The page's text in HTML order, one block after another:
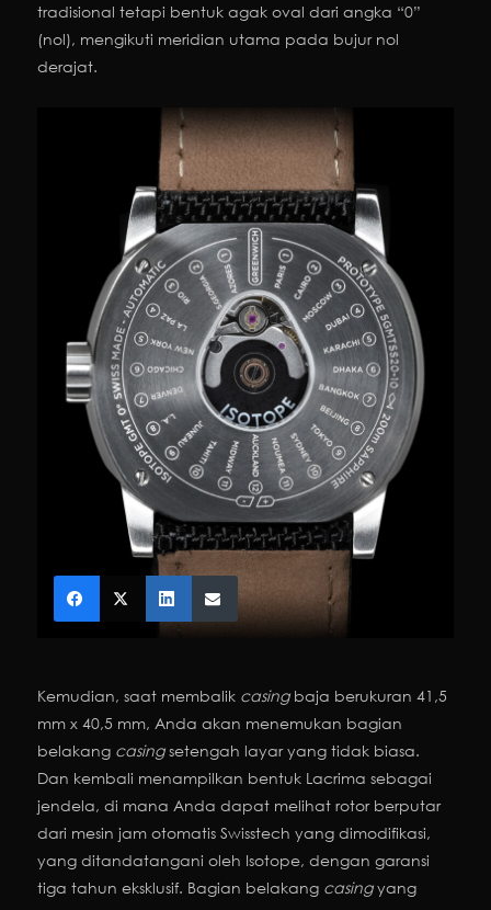
tradisional tetapi bentuk agak oval dari angka “0”
(nol), mengikuti meridian utama pada bujur nol
derajat.
Kemudian, saat membalik casingbaja berukuran 41,5
mm x 40,5 mm, Anda akan menemukan bagian
belakang casingsetengah layar yang tidak biasa.
Dan kembali menampilkan bentuk Lacrima sebagai
jendela, di mana Anda dapat melihat rotor berputar
dari mesin jam otomatis Swisstech yang dimodifikasi,
yang ditandatangani oleh Isotope, dengan garansi
tiga tahun eksklusif. Bagian belakang casingyang